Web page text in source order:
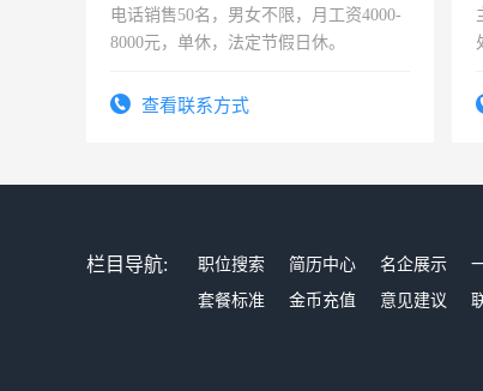
电话销售50名，男女不限，月工资4000-
8000元，单休，法定节假日休。
查看联系方式
栏目导航: 职位搜索 简历中心 名企展示
套餐标准
金币充值 意见建议